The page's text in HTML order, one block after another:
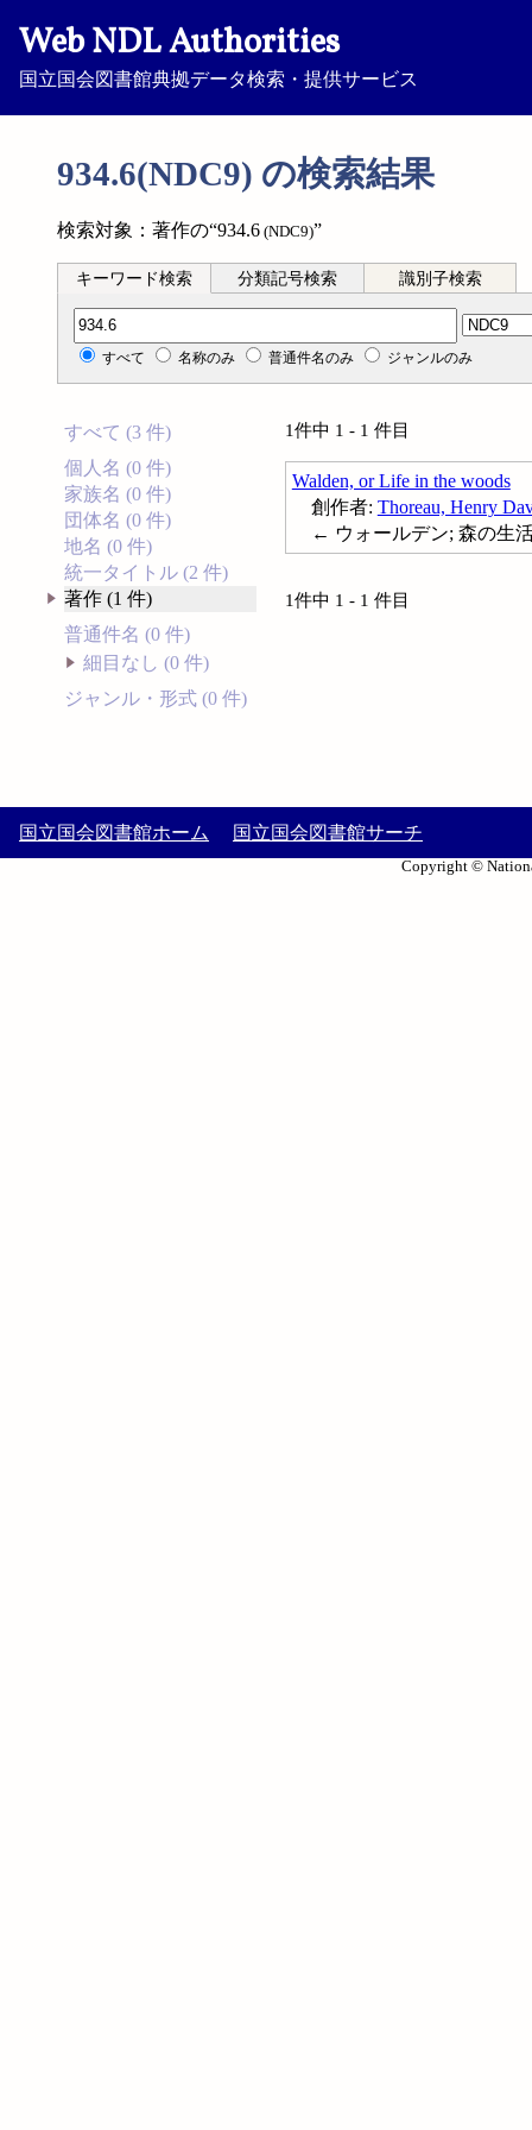
Web NDL Authorities
国立国会図書館典拠データ検索・提供サービス
934.6(NDC9) の検索結果
検索対象：著作の“934.6 (NDC9)”
キーワード検索 分類記号検索 識別子検索
分類記号検索
すべて 名称のみ 普通件名のみ ジャンルのみ
すべて (3 件)
個人名 (0 件)
家族名 (0 件)
団体名 (0 件)
地名 (0 件)
統一タイトル (2 件)
著作 (1 件)
普通件名 (0 件)
細目なし (0 件)
ジャンル・形式 (0 件)
1件中 1 - 1 件目
Walden, or Life in the woods
創作者: Thoreau, Henry
← ウォールデン; 森の生
1件中 1 - 1 件目
国立国会図書館ホーム 国立国会図書館サーチ
Copyright ©